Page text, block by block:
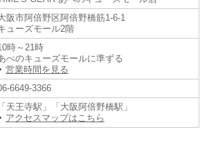
阪市阿倍野区阿倍野橋筋1-6-1
ューズモール2階
時～21時
べのキューズモールに準ずる
営業時間を見る
6649-3366
「天王寺駅」「大阪阿倍野橋駅」
アクセスマップはこちら